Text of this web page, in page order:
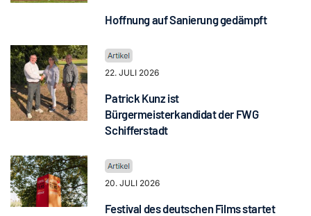
Hoffnung auf Sanierung gedämpft
22. JULI 2026
Patrick Kunz ist
Bürgermeisterkandidat der FWG
Schifferstadt
20. JULI 2026
Festival des deutschen Films startet